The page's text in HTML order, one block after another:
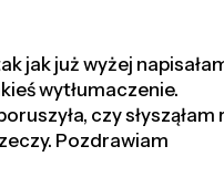
jak już wyżej
wytłumaczenie.
czy słysząłam
Pozdrawiam